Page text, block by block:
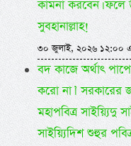
কামনা করবেন। ফলে
সুবহানাল্লাহ!
৩০ জুলাই, ২০২৬ ১২:০০
বদ কাজে অর্থাৎ
করো না।’ সরকারের
মহাপবিত্র সাইয়্যিদু
সাইয়্যিদিশ শুহুর